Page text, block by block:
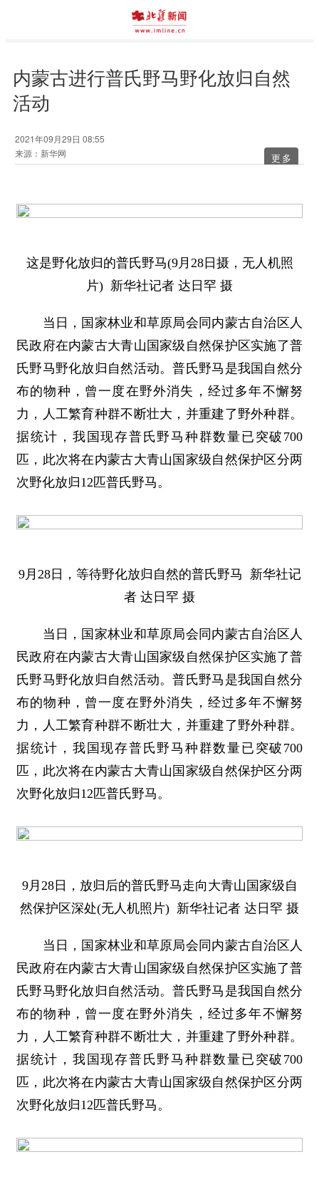
内蒙古进行普氏野马野化放归自然
活动
2021年09月29日 08:55
来源：新华网
更多
这是野化放归的普氏野马(9月28日摄，无人机照
片) 新华社记者 达日罕 摄
当日，国家林业和草原局会同内蒙古自治区人
民政府在内蒙古大青山国家级自然保护区实施了普
氏野马野化放归自然活动。普氏野马是我国自然分
布的物种，曾一度在野外消失，经过多年不懈努
力，人工繁育种群不断壮大，并重建了野外种群。
据统计，我国现存普氏野马种群数量已突破700
匹，此次将在内蒙古大青山国家级自然保护区分两
次野化放归12匹普氏野马。
9月28日，等待野化放归自然的普氏野马 新华社记
者 达日罕 摄
当日，国家林业和草原局会同内蒙古自治区人
民政府在内蒙古大青山国家级自然保护区实施了普
氏野马野化放归自然活动。普氏野马是我国自然分
布的物种，曾一度在野外消失，经过多年不懈努
力，人工繁育种群不断壮大，并重建了野外种群。
据统计，我国现存普氏野马种群数量已突破700
匹，此次将在内蒙古大青山国家级自然保护区分两
次野化放归12匹普氏野马。
9月28日，放归后的普氏野马走向大青山国家级自
然保护区深处(无人机照片) 新华社记者 达日罕 摄
当日，国家林业和草原局会同内蒙古自治区人
民政府在内蒙古大青山国家级自然保护区实施了普
氏野马野化放归自然活动。普氏野马是我国自然分
布的物种，曾一度在野外消失，经过多年不懈努
力，人工繁育种群不断壮大，并重建了野外种群。
据统计，我国现存普氏野马种群数量已突破700
匹，此次将在内蒙古大青山国家级自然保护区分两
次野化放归12匹普氏野马。